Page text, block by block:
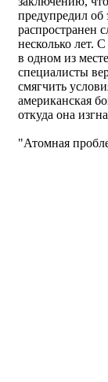
предупредил
распространен
несколько лет.
в одном из
специалисты
смягчить
американская
откуда она
"Атомная